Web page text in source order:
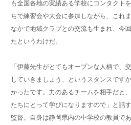
も全国各地の実績ある学校にコンタクト
ちで練習会や大会に参加しながら、これ
なかで地域クラブとの交流も生まれ、今
たというわけだ。
「伊藤先生がとてもオープンな人柄で、
していきましょう、というスタンスです
かったです。力のあるチームを相手だと
たちにとって学びになりますので」と話
監督。自身は静岡県内の中学校の教員で